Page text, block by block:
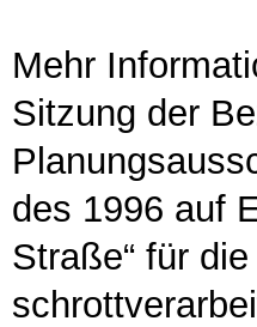
Mehr
Sitzung der
des 1996 auf
Straße“ für